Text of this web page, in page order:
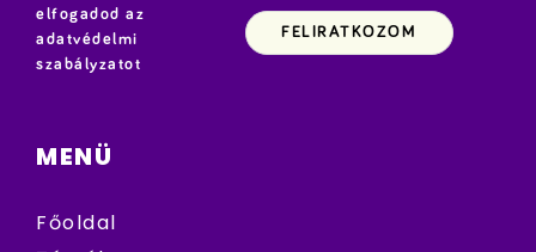
elfogadod az
adatvédelmi
szabályzatot
MENÜ
Főoldal